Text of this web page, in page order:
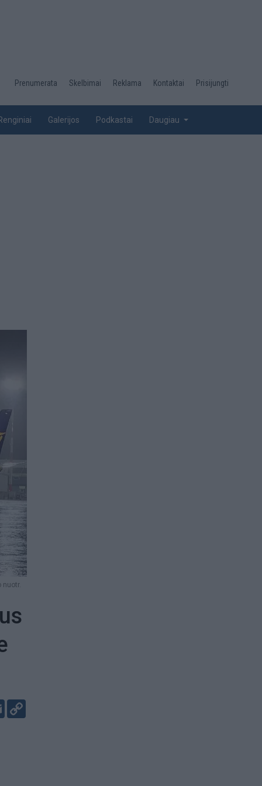
Desktop
top
Prenumerata Skelbimai Reklama Kontaktai Prisijungti
Galerijos Podkastai Daugiau
nuotr.
Email